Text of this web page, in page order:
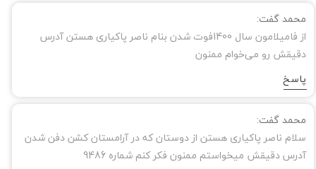
محمد گفت:
از فامیلامون سال 1400فوت شدن بنام ناصر پاکیاری هستن آدرس
دقیقش رو می‌خوام ممنون
پاسخ
محمد گفت:
سلام ناصر پاکیاری هستن از دوستان که در آرامستان کشن دفن شدن
آدرس دقیقش میخواستم ممنون فکر کنم شماره 9486